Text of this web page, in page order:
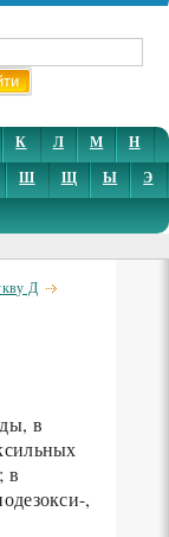
К Л М
Н
Ш Щ Ы
Э
Д
в
в
,